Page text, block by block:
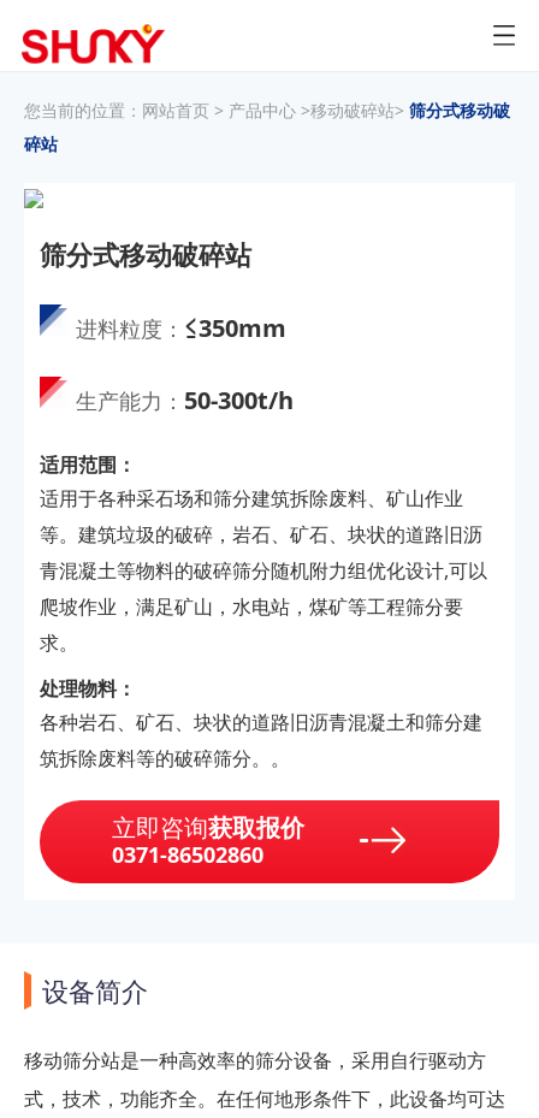
您当前的位置： 网站首页 > 产品中心 >移动破碎站> 筛分式移动破
碎站
筛分式移动破碎站
进料粒度： ≤350mm
生产能力： 50-300t/h
适用范围：
适用于各种采石场和筛分建筑拆除废料、矿山作业
等。建筑垃圾的破碎，岩石、矿石、块状的道路旧沥
青混凝土等物料的破碎筛分随机附力组优化设计,可以
爬坡作业，满足矿山，水电站，煤矿等工程筛分要
求。
处理物料：
各种岩石、矿石、块状的道路旧沥青混凝土和筛分建
筑拆除废料等的破碎筛分。。
立即咨询获取报价
0371-86502860
设备简介
移动筛分站是一种高效率的筛分设备，采用自行驱动方
式，技术，功能齐全。在任何地形条件下，此设备均可达